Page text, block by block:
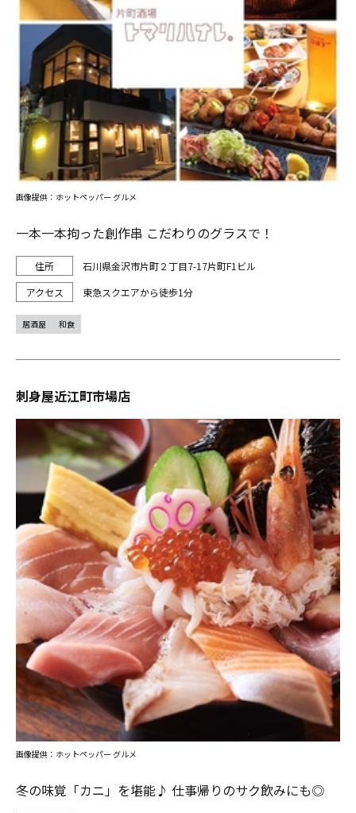
一本一本拘った創作串 こだわりのグラスで！
石川県金沢市片町２丁目7-17片町F1ビル
東急スクエアから徒歩1分
画像提供：ホットペッパー グルメ
居酒屋 和食
刺身屋近江町市場店
冬の味覚「カニ」を堪能♪ 仕事帰りのサク飲みにも◎
画像提供：ホットペッパー グルメ